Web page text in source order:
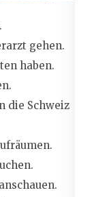
gehen.
haben.
die Schweiz